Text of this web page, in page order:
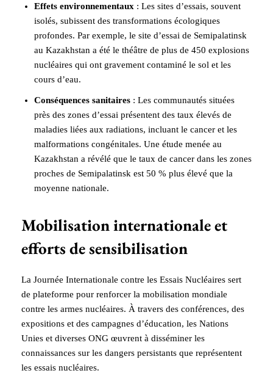
Effets environnementaux : Les sites d’essais, souvent
isolés, subissent des transformations écologiques
profondes. Par exemple, le site d’essai de Semipalatinsk
au Kazakhstan a été le théâtre de plus de 450 explosions
nucléaires qui ont gravement contaminé le sol et les
cours d’eau.
Conséquences sanitaires : Les communautés situées
près des zones d’essai présentent des taux élevés de
maladies liées aux radiations, incluant le cancer et les
malformations congénitales. Une étude menée au
Kazakhstan a révélé que le taux de cancer dans les zones
proches de Semipalatinsk est 50 % plus élevé que la
moyenne nationale.
Mobilisation internationale et
efforts de sensibilisation
La Journée Internationale contre les Essais Nucléaires sert
de plateforme pour renforcer la mobilisation mondiale
contre les armes nucléaires. À travers des conférences, des
expositions et des campagnes d’éducation, les Nations
Unies et diverses ONG œuvrent à disséminer les
connaissances sur les dangers persistants que représentent
les essais nucléaires.